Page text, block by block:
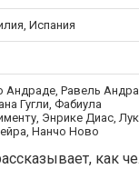
Испания
Андраде, Равель
Гугли, Фабиула
Энрике Диас,
Нанчо Ново